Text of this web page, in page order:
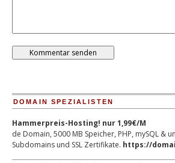
DOMAIN SPEZIALISTEN
Hammerpreis-Hosting! nur 1,99€/M
de Domain, 5000 MB Speicher, PHP, mySQL &
Subdomains und SSL Zertifikate. https://